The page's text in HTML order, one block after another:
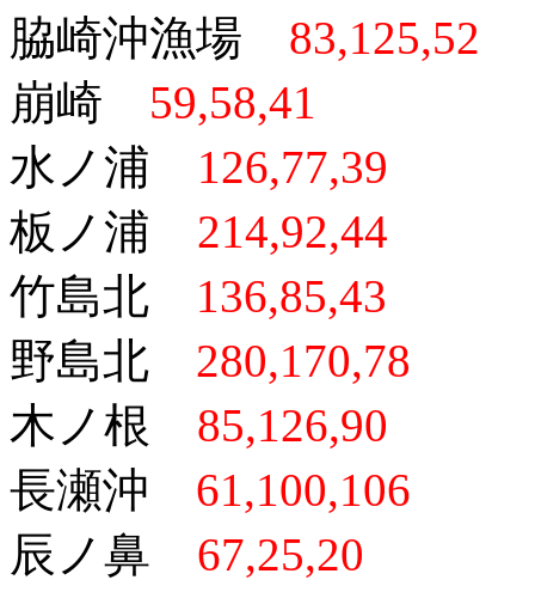
脇崎沖漁場 83,125,52
崩崎 59,58,41
水ノ浦 126,77,39
板ノ浦 214,92,44
竹島北 136,85,43
野島北 280,170,78
木ノ根 85,126,90
長瀬沖 61,100,106
辰ノ鼻 67,25,20